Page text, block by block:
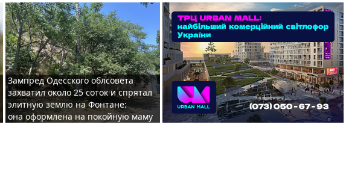
Зампред Одесского облсовета
захватил около 25 соток и спрятал
элитную землю на Фонтане:
она оформлена на покойную маму